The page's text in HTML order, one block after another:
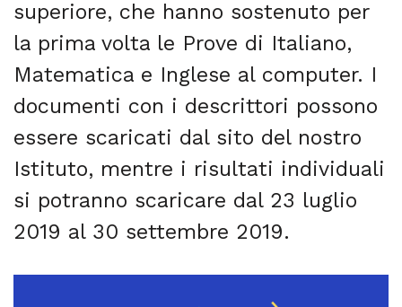
superiore, che hanno sostenuto per
la prima volta le Prove di Italiano,
Matematica e Inglese al computer. I
documenti con i descrittori possono
essere scaricati dal sito del nostro
Istituto, mentre i risultati individuali
si potranno scaricare dal 23 luglio
2019 al 30 settembre 2019.